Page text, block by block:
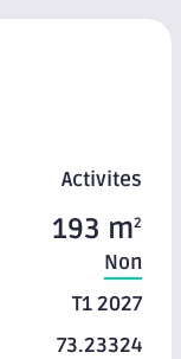
Activites
193 m2
Non
T1 2027
73.23324